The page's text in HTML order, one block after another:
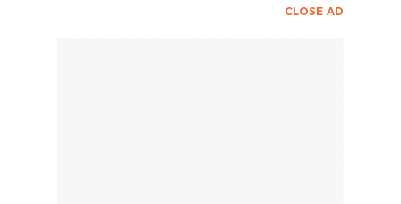
CLOSE AD